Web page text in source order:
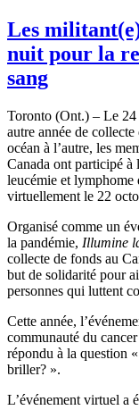
Les
nuit pour la
sang
Toronto (Ont.) – Le 24
autre année de
océan à l’autre, les
Canada ont participé à
leucémie et lymphome
virtuellement le 22
Organisé comme un
la pandémie, Illumine
collecte de fonds au
but de solidarité pour
personnes qui luttent
Cette année,
communauté du
répondu à la question
briller? ».
L’événement virtuel a